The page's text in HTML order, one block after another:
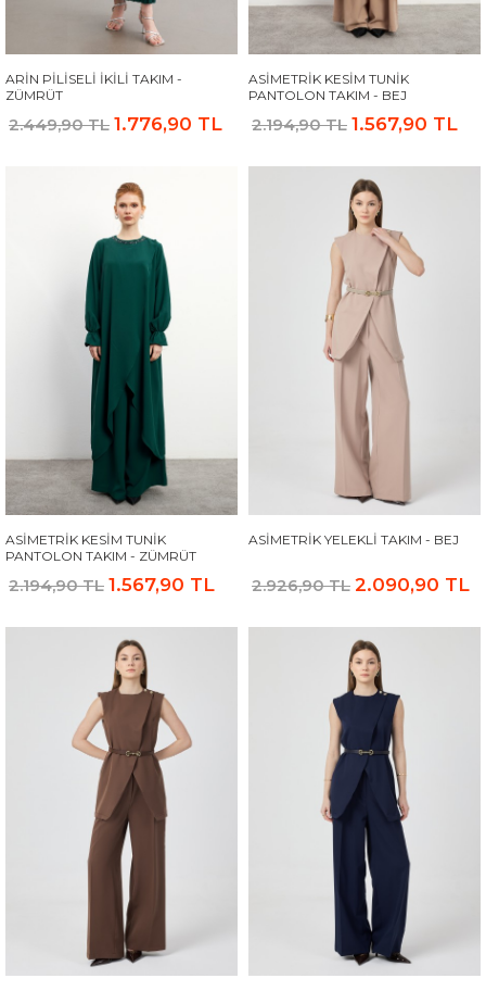
ARIN PILISELI İKILI TAKIM -
ZÜMRÜT
2.449,90 TL 1.776,90 TL
ASIMETRIK KESIM TUNIK
PANTOLON TAKIM - BEJ
2.194,90 TL 1.567,90 TL
ASIMETRIK KESIM TUNIK
PANTOLON TAKIM - ZÜMRÜT
2.194,90 TL 1.567,90 TL
ASIMETRIK YELEKLI TAKIM - BEJ
2.926,90 TL 2.090,90 TL